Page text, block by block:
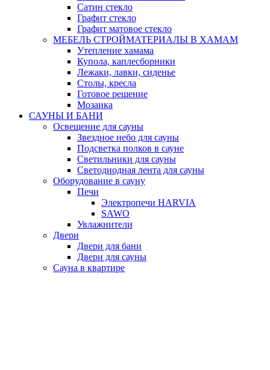
Сатин стекло
Графит стекло
Графит матовое стекло
МЕБЕЛЬ СТРОЙМАТЕРИАЛЫ В ХАМАМ
Утепление хамама
Купола, каплесборники
Лежаки, лавки, сиденье
Столы, кресла
Готовое решение
Мозаика
САУНЫ И БАНИ
Освещение для сауны
Звездное небо для сауны
Подсветка полков в сауне
Светильники для сауны
Светодиодная лента для сауны
Оборудование в сауну
Печи
Электропечи HARVIA
SAWO
Увлажнители
Двери
Двери для бани
Двери для сауны
Сауна в квартире